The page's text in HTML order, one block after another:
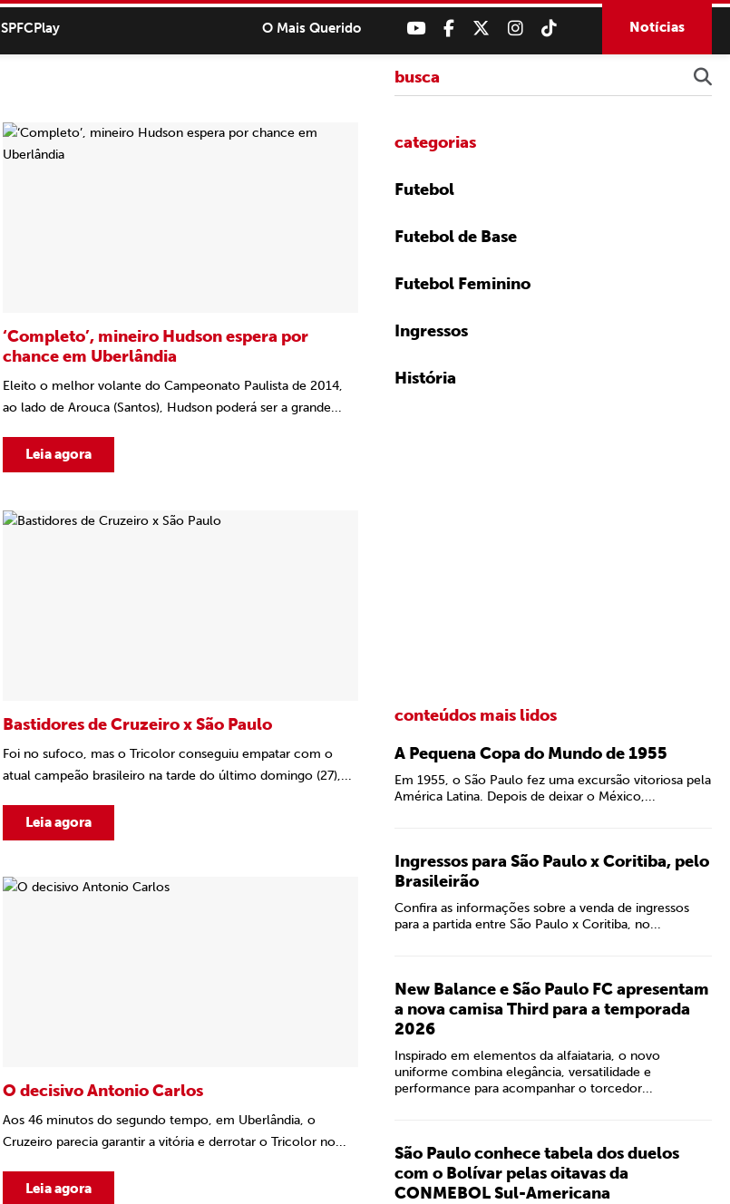
SPFCPlay O Mais Querido Notícias
‘Completo’, mineiro Hudson espera por
chance em Uberlândia
Eleito o melhor volante do Campeonato Paulista de 2014,
ao lado de Arouca (Santos), Hudson poderá ser a grande...
Leia agora
Bastidores de Cruzeiro x São Paulo
Foi no sufoco, mas o Tricolor conseguiu empatar com o
atual campeão brasileiro na tarde do último domingo (27),...
Leia agora
O decisivo Antonio Carlos
Aos 46 minutos do segundo tempo, em Uberlândia, o
Cruzeiro parecia garantir a vitória e derrotar o Tricolor no...
Leia agora
categorias
Futebol
Futebol de Base
Futebol Feminino
Ingressos
História
conteúdos mais lidos
A Pequena Copa do Mundo de 1955
Em 1955, o São Paulo fez uma excursão vitoriosa pela
América Latina. Depois de deixar o México,...
Ingressos para São Paulo x Coritiba, pelo
Brasileirão
Confira as informações sobre a venda de ingressos
para a partida entre São Paulo x Coritiba, no...
New Balance e São Paulo FC apresentam
a nova camisa Third para a temporada
2026
Inspirado em elementos da alfaiataria, o novo
uniforme combina elegância, versatilidade e
performance para acompanhar o torcedor...
São Paulo conhece tabela dos duelos
com o Bolívar pelas oitavas da
CONMEBOL Sul-Americana